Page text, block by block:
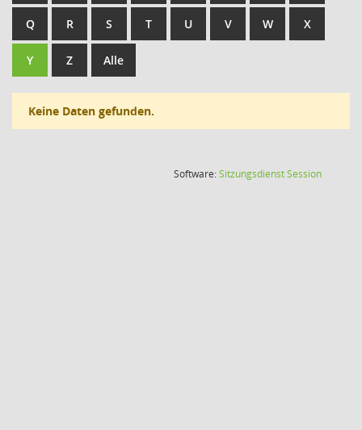
Q R S T U V W X
Y Z Alle
Keine Daten gefunden.
Software:SitzungsdienstSession(Wird in